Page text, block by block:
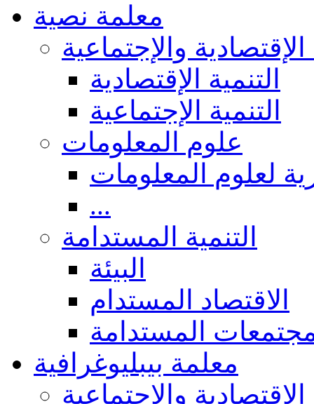
معلمة نصية
الإقتصادية والإجتماعية
التنمية الإقتصادية
التنمية الإجتماعية
علوم المعلومات
لعلوم المعلومات
...
التنمية المستدامة
البيئة
الاقتصاد المستدام
المستدامة
معلمة بيبليوغرافية
الإقتصادية والإجتماعية